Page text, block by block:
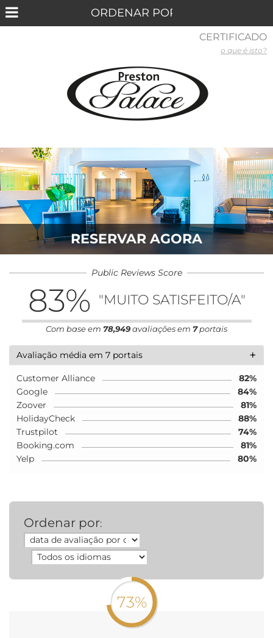
RESERVAR AGORA
Public Reviews Score
83% "MUITO SATISFEITO/A"
Com base em 78,949avaliações em 7portais
+
Avaliação média em 7 portais
Customer Alliance
82%
Google
84%
Zoover
81%
HolidayCheck
88%
Trustpilot
74%
Booking.com
81%
Yelp
80%
Ordenar por:
73%
CERTIFICADO
o que é isto?